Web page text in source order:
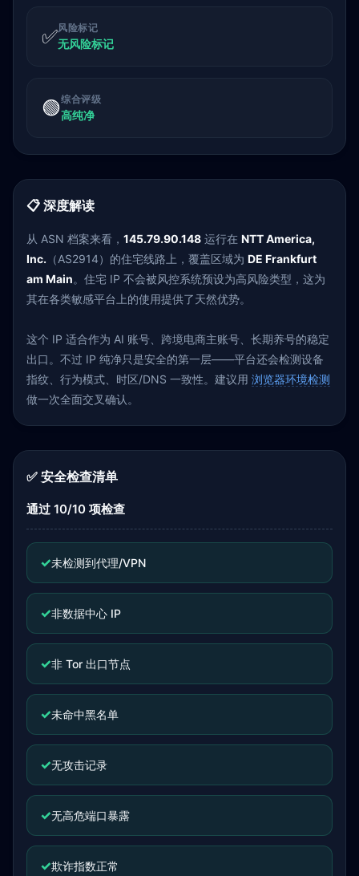
✅风险标记
无风险标记
🟢综合评级
高纯净
📋 深度解读
从 ASN 档案来看， 145.79.90.148 运行在 NTT America,
Inc. （AS2914）的住宅线路上，覆盖区域为 DE Frankfurt
am Main。住宅 IP 不会被风控系统预设为高风险类型，这为
其在各类敏感平台上的使用提供了天然优势。
这个 IP 适合作为 AI 账号、跨境电商主账号、长期养号的稳定
出口。不过 IP 纯净只是安全的第一层——平台还会检测设备
指纹、行为模式、时区/DNS 一致性。建议用 浏览器环境检测
做一次全面交叉确认。
✅ 安全检查清单
通过 10/10 项检查
✓未检测到代理/VPN
✓非数据中心 IP
✓非 Tor 出口节点
✓未命中黑名单
✓无攻击记录
✓无高危端口暴露
✓欺诈指数正常